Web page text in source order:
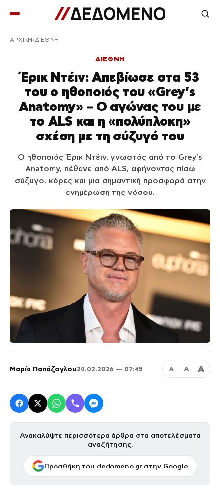
ΑΡΧΙΚΉ ΔΙΕΘΝΗ
ΔΙΕΘΝΗ
Έρικ Ντέιν: Απεβίωσε στα 53
του ο ηθοποιός του «Grey’s
Anatomy» – Ο αγώνας του με
το ALS και η «πολύπλοκη»
σχέση με τη σύζυγό του
Ο ηθοποιός Έρικ Ντέιν, γνωστός από το Grey's
Anatomy, πέθανε από ALS, αφήνοντας πίσω
σύζυγο, κόρες και μια σημαντική προσφορά στην
ενημέρωση της νόσου.
Μαρία Παπάζογλου20.02.2026 — 07:45 Α Α Α
Ανακαλύψτε περισσότερα άρθρα στα αποτελέσματα
αναζήτησης.
Προσθήκη του dedomeno.gr στην Google